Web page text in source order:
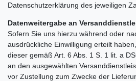
Datenschutzerklärung des jeweiligen
Datenweitergabe an
Sofern Sie uns hierzu während oder
ausdrückliche Einwilligung erteilt
dieser gemäß Art. 6 Abs. 1 S. 1 lit. a
an den ausgewählten
vor Zustellung zum Zwecke der